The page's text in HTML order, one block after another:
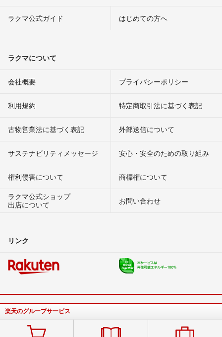
ラクマ公式ガイド はじめての方へ
ラクマについて
会社概要 プライバシーポリシー
利用規約 特定商取引法に基づく表記
古物営業法に基づく表記 外部送信について
サステナビリティメッセージ 安心・安全のための取り組み
権利侵害について
商標権について
ラクマ公式ショップ
出店について
お問い合わせ
リンク
楽天のグループサービス